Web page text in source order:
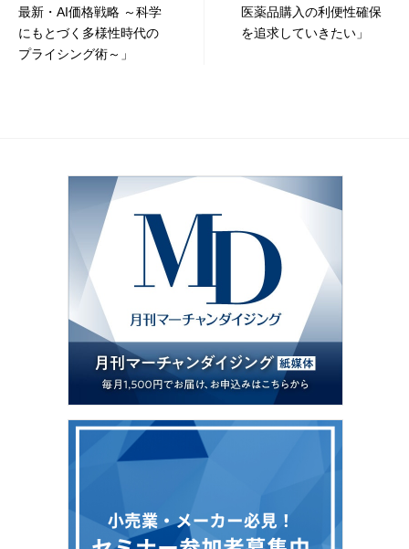
ー
シ
最新・AI価格戦略 ～科学
にもとづく多様性時代の
プライシング術～」
医薬品購入の利便性確保
を追求していきたい」